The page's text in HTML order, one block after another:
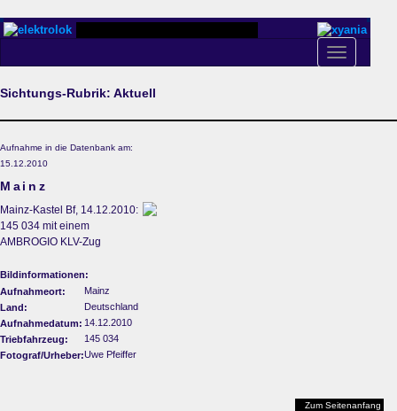
Toggle
navigation
Sichtungs-Rubrik: Aktuell
Aufnahme in die Datenbank am:
15.12.2010
Mainz
Mainz-Kastel Bf, 14.12.2010:
145 034 mit einem
AMBROGIO KLV-Zug
Bildinformationen:
Aufnahmeort:
Mainz
Land:
Deutschland
Aufnahmedatum: 14.12.2010
Triebfahrzeug:
145 034
Fotograf/Urheber:Uwe Pfeiffer
Zum Seitenanfang